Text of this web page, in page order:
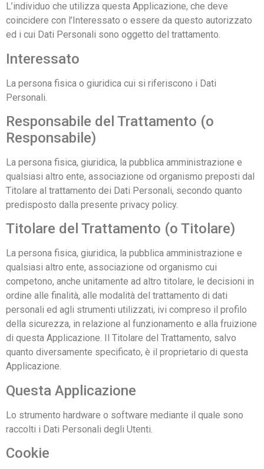
L’individuo che utilizza questa Applicazione, che deve
coincidere con l’Interessato o essere da questo autorizzato
ed i cui Dati Personali sono oggetto del trattamento.
Interessato
La persona fisica o giuridica cui si riferiscono i Dati
Personali.
Responsabile del Trattamento (o
Responsabile)
La persona fisica, giuridica, la pubblica amministrazione e
qualsiasi altro ente, associazione od organismo preposti dal
Titolare al trattamento dei Dati Personali, secondo quanto
predisposto dalla presente privacy policy.
Titolare del Trattamento (o Titolare)
La persona fisica, giuridica, la pubblica amministrazione e
qualsiasi altro ente, associazione od organismo cui
competono, anche unitamente ad altro titolare, le decisioni in
ordine alle finalità, alle modalità del trattamento di dati
personali ed agli strumenti utilizzati, ivi compreso il profilo
della sicurezza, in relazione al funzionamento e alla fruizione
di questa Applicazione. Il Titolare del Trattamento, salvo
quanto diversamente specificato, è il proprietario di questa
Applicazione.
Questa Applicazione
Lo strumento hardware o software mediante il quale sono
raccolti i Dati Personali degli Utenti.
Cookie